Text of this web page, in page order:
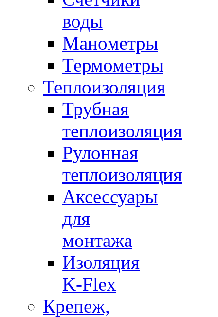
воды
Манометры
Термометры
Теплоизоляция
Трубная
теплоизоляция
Рулонная
теплоизоляция
Аксессуары
для
монтажа
Изоляция
K-Flex
Крепеж,